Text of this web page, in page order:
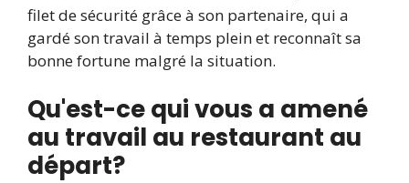
filet de sécurité grâce à son partenaire, qui a
gardé son travail à temps plein et reconnaît sa
bonne fortune malgré la situation.
Qu'est-ce qui vous a amené
au travail au restaurant au
départ?